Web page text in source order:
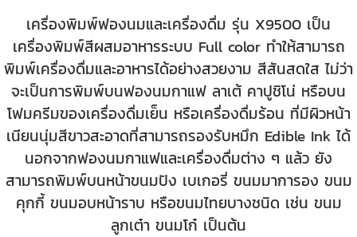
เครื่องพิมพ์ฟองนมและเครื่องดื่ม รุ่น X9500 เป็น
เครื่องพิมพ์สีผสมอาหารระบบ Full color ทำให้สามารถ
พิมพ์เครื่องดื่มและอาหารได้อย่างสวยงาม สีสันสดใส ไม่ว่า
จะเป็นการพิมพ์บนฟองนมกาแฟ ลาเต้ คาปูชิโน่ หรือบน
โฟมครีมของเครื่องดื่มเย็น หรือเครื่องดื่มร้อน ที่มีผิวหน้า
เนียนนุ่มสีขาวสะอาดที่สามารถรองรับหมึก Edible Ink ได้
นอกจากฟองนมกาแฟและเครื่องดื่มต่าง ๆ แล้ว ยัง
สามารถพิมพ์บนหน้าขนมปัง เบเกอรี่ ขนมมาการอง ขนม
คุกกี้ ขนมอบหน้าราบ หรือขนมไทยบางชนิด เช่น ขนม
ลูกเต๋า ขนมโก๋ เป็นต้น